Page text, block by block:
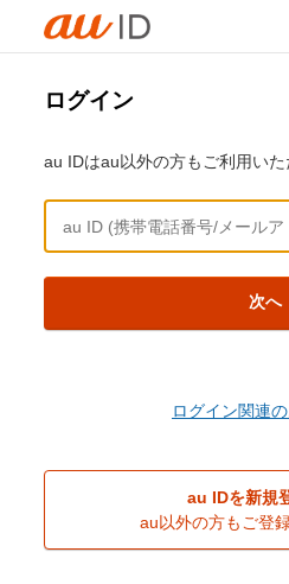
ログイン
au IDはau以外の方もご利用いた
次へ
ログイン関連
au IDを新規
au以外の方もご登